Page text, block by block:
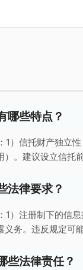
哪些特点？
1）信托财产独立
。建议设立信托
法律要求？
1）注册制下的信
务。违反规定可
些法律责任？